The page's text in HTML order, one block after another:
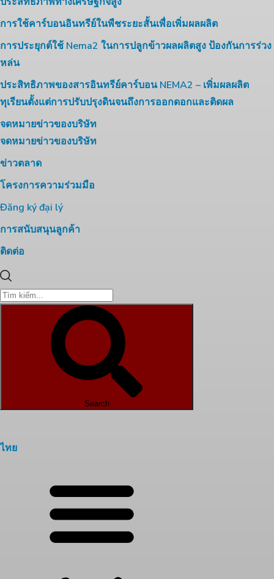
การใช้คาร์บอนอินทรีย์ในพืชระยะสั้นเพื่อเพิ่มผลผลิต
การประยุกต์ใช้ Nema2 ในการปลูกข้าวผลผลิตสูง ป้องกันการร่วง
หล่น
ประสิทธิภาพของสารอินทรีย์คาร์บอน NEMA2 – เพิ่มผลผลิต
ทุเรียนตั้งแต่การปรับปรุงดินจนถึงการออกดอกและติดผล
จดหมายข่าวของบริษัท
จดหมายข่าวของบริษัท
ข่าวตลาด
โครงการความร่วมมือ
Đăng ký đại lý
การสนับสนุนลูกค้า
ติดต่อ
Search
ไทย